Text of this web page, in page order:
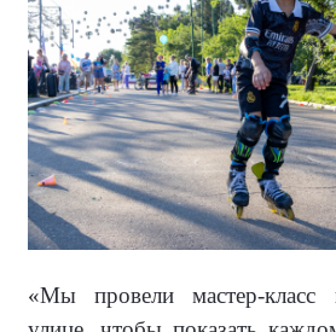
«Мы провели мастер-